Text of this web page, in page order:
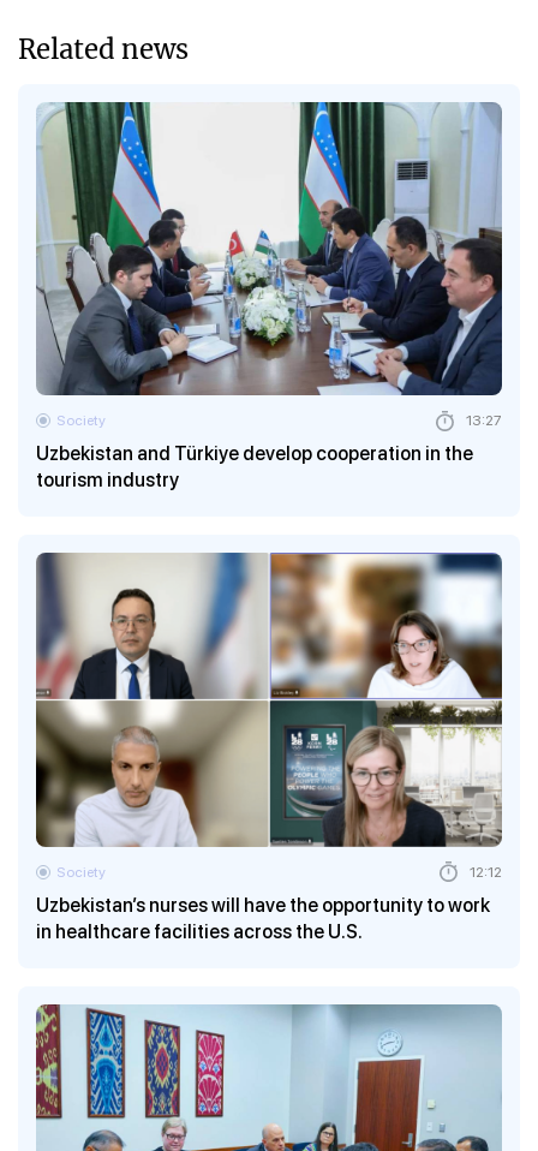
Related news
Uzbekistan and Türkiye develop cooperation in the
tourism industry
Society 13:27
Uzbekistan’s nurses will have the opportunity to work
in healthcare facilities across the U.S.
Society 12:12